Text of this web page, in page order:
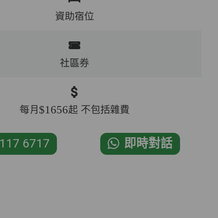
資助宿位
社區券
每月$1656起 不包括雜費
6717 即時對話